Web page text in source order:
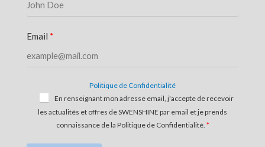
Email
Politique de Confidentialité
En renseignant mon adresse email, j'accepte de recevoir
les actualités et offres de SWENSHINE par email et je prends
connaissance de la Politique de Confidentialité.